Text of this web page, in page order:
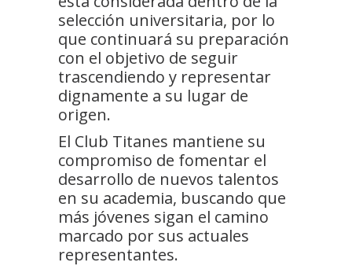
selección universitaria, por lo
que continuará su preparación
con el objetivo de seguir
trascendiendo y representar
dignamente a su lugar de
origen.
El Club Titanes mantiene su
compromiso de fomentar el
desarrollo de nuevos talentos
en su academia, buscando que
más jóvenes sigan el camino
marcado por sus actuales
representantes.